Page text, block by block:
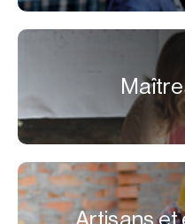
Artisans et